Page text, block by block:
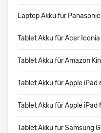
Laptop Akku für
Tablet Akku für Acer
Tablet Akku für Amazon
Tablet Akku für Apple iPad
Tablet Akku für Apple iPad
Tablet Akku für Samsung